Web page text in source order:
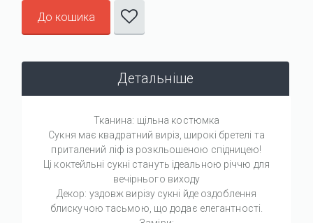
До кошика
Детальніше
Тканина: щільна костюмка
Сукня має квадратний виріз, широкі бретелі та
приталений ліф із розкльошеною спідницею!
Ці коктейльні сукні стануть ідеальною річчю для
вечірнього виходу
Декор: уздовж вирізу сукні йде оздоблення
блискучою тасьмою, що додає елегантності.